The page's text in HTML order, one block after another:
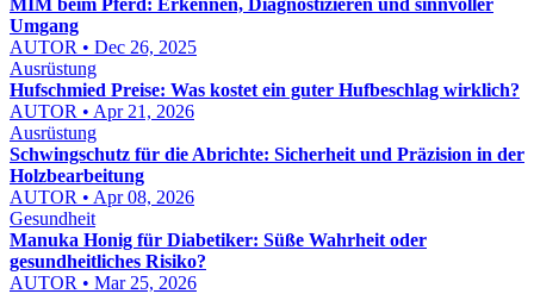
MIM beim Pferd: Erkennen, Diagnostizieren und sinnvoller
Umgang
AUTOR • Dec 26, 2025
Ausrüstung
Hufschmied Preise: Was kostet ein guter Hufbeschlag wirklich?
AUTOR • Apr 21, 2026
Ausrüstung
Schwingschutz für die Abrichte: Sicherheit und Präzision in der
Holzbearbeitung
AUTOR • Apr 08, 2026
Gesundheit
Manuka Honig für Diabetiker: Süße Wahrheit oder
gesundheitliches Risiko?
AUTOR • Mar 25, 2026